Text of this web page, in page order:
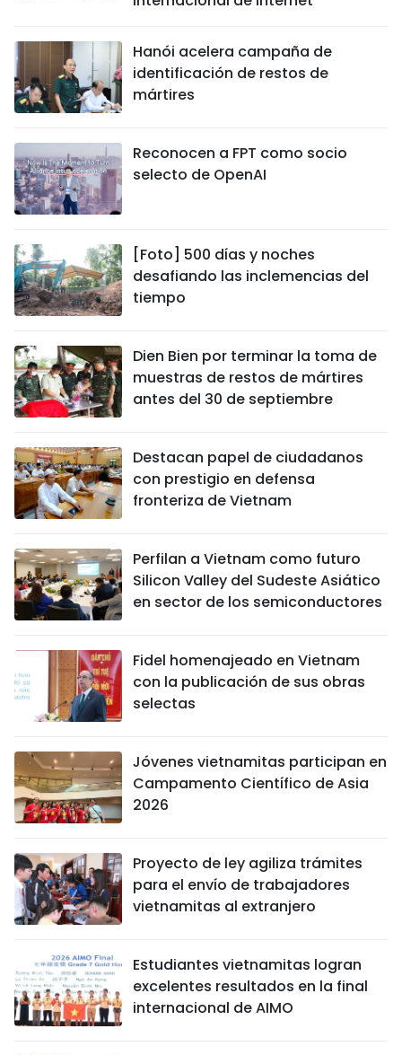
Hanói acelera campaña de
identificación de restos de
mártires
Reconocen a FPT como socio
selecto de OpenAI
[Foto] 500 días y noches
desafiando las inclemencias del
tiempo
Dien Bien por terminar la toma de
muestras de restos de mártires
antes del 30 de septiembre
Destacan papel de ciudadanos
con prestigio en defensa
fronteriza de Vietnam
Perfilan a Vietnam como futuro
Silicon Valley del Sudeste Asiático
en sector de los semiconductores
Fidel homenajeado en Vietnam
con la publicación de sus obras
selectas
Jóvenes vietnamitas participan en
Campamento Científico de Asia
2026
Proyecto de ley agiliza trámites
para el envío de trabajadores
vietnamitas al extranjero
Estudiantes vietnamitas logran
excelentes resultados en la final
internacional de AIMO